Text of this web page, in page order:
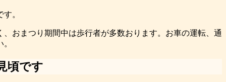
。
おまつり期間中は歩行者が多数おります。お車の運転、通
頃です